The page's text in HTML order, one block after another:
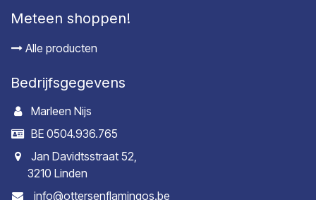
Meteen shoppen!
Alle producten
Bedrijfsgegevens
Marleen Nijs
BE 0504.936.765
Jan Davidtsstraat 52,
3210 Linden
info@ottersenflamingos.be